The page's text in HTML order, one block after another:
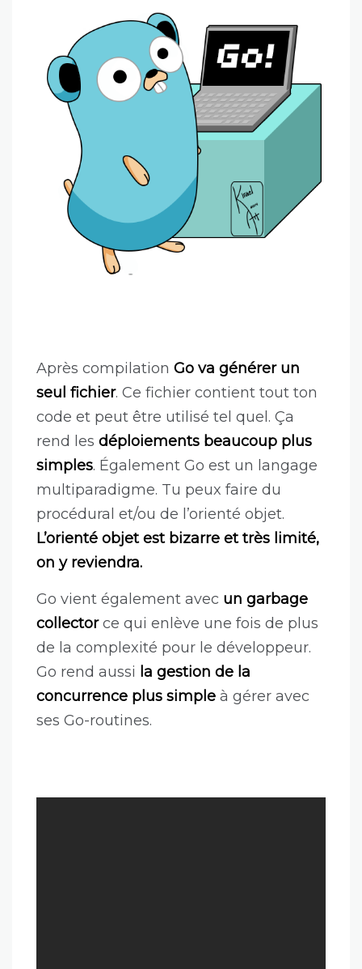
Après compilation Go va générer un
seul fichier. Ce fichier contient tout ton
code et peut être utilisé tel quel. Ça
rend les déploiements beaucoup plus
simples. Également Go est un langage
multiparadigme. Tu peux faire du
procédural et/ou de l’orienté objet.
L’orienté objet est bizarre et très limité,
on y reviendra.
Go vient également avec un garbage
collectorce qui enlève une fois de plus
de la complexité pour le développeur.
Go rend aussi la gestion de la
concurrence plus simple à gérer avec
ses Go-routines.